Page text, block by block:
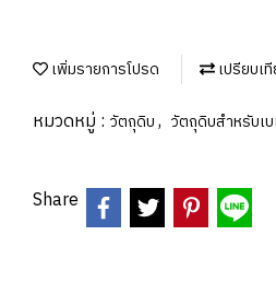
เพิ่มรายการโปรด เปรียบเ
หมวดหมู่ : วัตถุดิบ, วัตถุดิบสำหรับเ
Share